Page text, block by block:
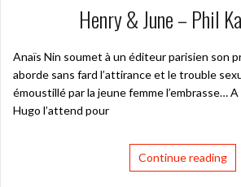
Henry & June – Phil
Anaïs Nin soumet à un éditeur parisien son
aborde sans fard l’attirance et le trouble
émoustillé par la jeune femme l’embrasse…
Hugo l’attend pour
Continue reading